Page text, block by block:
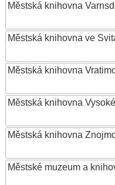
Městská knihovna
Městská knihovna ve
Městská knihovna
Městská knihovna
Městská knihovna
Městské muzeum a